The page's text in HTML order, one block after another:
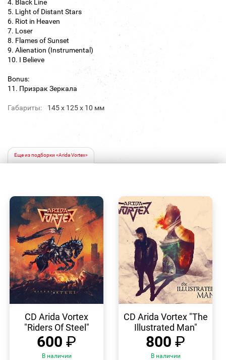
4. Black Line
5. Light of Distant Stars
6. Riot in Heaven
7. Loser
8. Flames of Sunset
9. Alienation (Instrumental)
10. I Believe
Bonus:
11. Призрак Зеркала
Габариты: 145 х 125 х 10 мм
Еще из подборки «Arida Vortex»
ПРОСМОТР
CD Arida Vortex
"Riders Of Steel"
600 ₽
В наличии
ПРОСМОТР
CD Arida Vortex "The
Illustrated Man"
800 ₽
В наличии